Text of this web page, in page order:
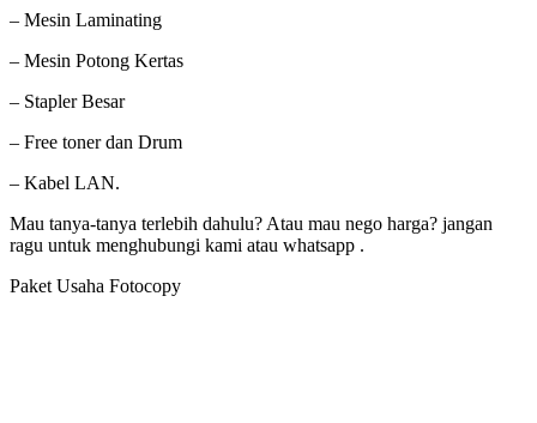
– Mesin Laminating
– Mesin Potong Kertas
– Stapler Besar
– Free toner dan Drum
– Kabel LAN.
Mau tanya-tanya terlebih dahulu? Atau mau nego harga? jangan
ragu untuk menghubungi kami atau whatsapp .
Paket Usaha Fotocopy